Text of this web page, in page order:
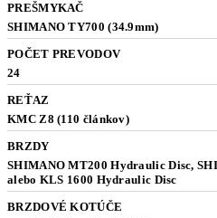
PREŠMYKAČ
SHIMANO TY700 (34.9mm)
POČET PREVODOV
24
REŤAZ
KMC Z8 (110 článkov)
BRZDY
SHIMANO MT200 Hydraulic Disc,
alebo KLS 1600 Hydraulic Disc
BRZDOVÉ KOTÚČE